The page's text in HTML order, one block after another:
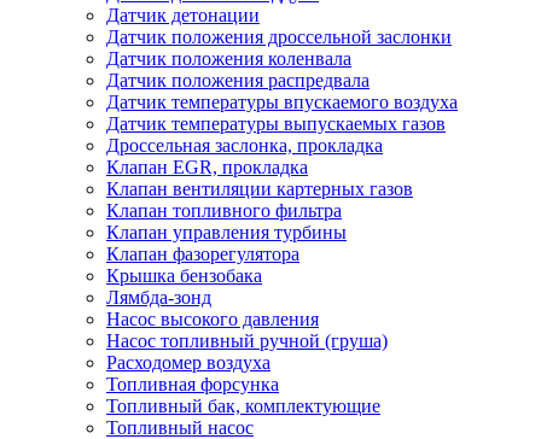
Датчик детонации
Датчик положения дроссельной заслонки
Датчик положения коленвала
Датчик положения распредвала
Датчик температуры впускаемого воздуха
Датчик температуры выпускаемых газов
Дроссельная заслонка, прокладка
Клапан EGR, прокладка
Клапан вентиляции картерных газов
Клапан топливного фильтра
Клапан управления турбины
Клапан фазорегулятора
Крышка бензобака
Лямбда-зонд
Насос высокого давления
Насос топливный ручной (груша)
Расходомер воздуха
Топливная форсунка
Топливный бак, комплектующие
Топливный насос